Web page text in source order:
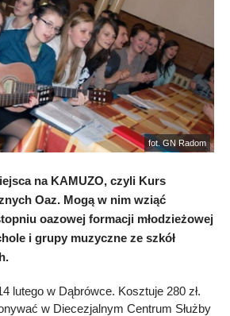
fot. GN Radom
na KAMUZO, czyli Kurs
Oaz. Mogą w nim wziąć
oazowej formacji młodzieżowej
i grupy muzyczne ze szkół
lutego w Dąbrówce. Kosztuje 280 zł.
w Diecezjalnym Centrum Służby